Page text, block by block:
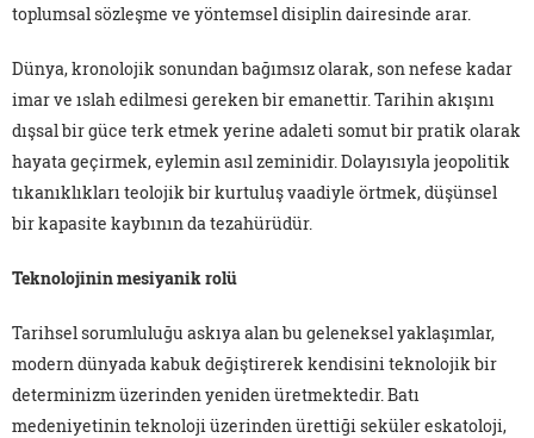
toplumsal sözleşme ve yöntemsel disiplin dairesinde arar.
Dünya, kronolojik sonundan bağımsız olarak, son nefese kadar
imar ve ıslah edilmesi gereken bir emanettir. Tarihin akışını
dışsal bir güce terk etmek yerine adaleti somut bir pratik olarak
hayata geçirmek, eylemin asıl zeminidir. Dolayısıyla jeopolitik
tıkanıklıkları teolojik bir kurtuluş vaadiyle örtmek, düşünsel
bir kapasite kaybının da tezahürüdür.
Teknolojinin mesiyanik rolü
Tarihsel sorumluluğu askıya alan bu geleneksel yaklaşımlar,
modern dünyada kabuk değiştirerek kendisini teknolojik bir
determinizm üzerinden yeniden üretmektedir. Batı
medeniyetinin teknoloji üzerinden ürettiği seküler eskatoloji,